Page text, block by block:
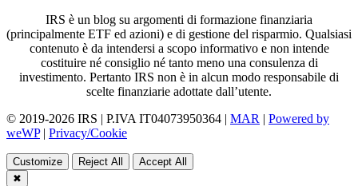
IRS è un blog su argomenti di formazione finanziaria
(principalmente ETF ed azioni) e di gestione del risparmio. Qualsiasi
contenuto è da intendersi a scopo informativo e non intende
costituire né consiglio né tanto meno una consulenza di
investimento. Pertanto IRS non è in alcun modo responsabile di
scelte finanziarie adottate dall’utente.
© 2019-2026 IRS | P.IVA IT04073950364 | MAR
Powered by
weWP| Privacy/Cookie
Customize Reject All
Accept All
✖